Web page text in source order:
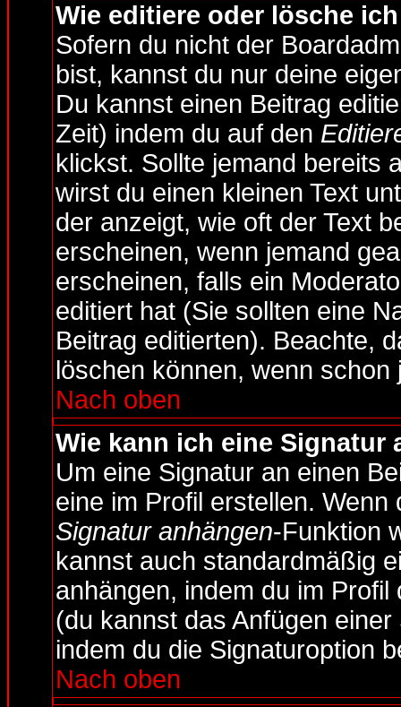
Wie editiere oder lösche
Sofern du nicht der
bist, kannst du nur deine
Du kannst einen Beitrag
Zeit) indem du auf den
klickst. Sollte jemand bereits
wirst du einen kleinen Text
der anzeigt, wie oft der Text
erscheinen, wenn jemand
erscheinen, falls ein
editiert hat (Sie sollten eine
Beitrag editierten). Beachte,
löschen können, wenn
Nach oben
Wie kann ich eine Signatur
Um eine Signatur an einen
eine im Profil erstellen.
Signatur anhängen-Funktion
kannst auch standardmäßig
anhängen, indem du im
(du kannst das Anfügen
indem du die Signaturoption
Nach oben